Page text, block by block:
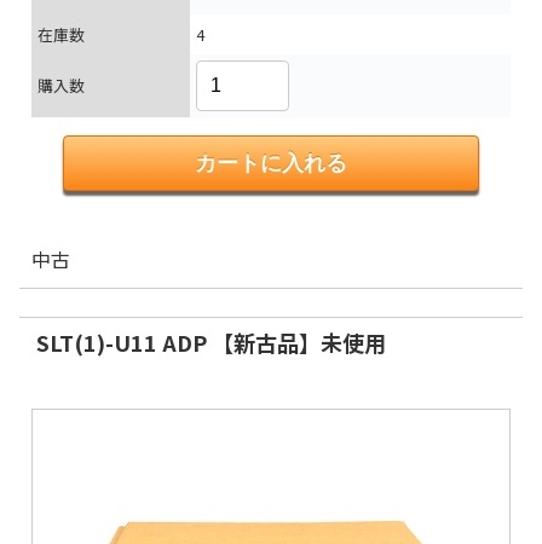
在庫数 4
購入数
中古
SLT(1)-U11 ADP 【新古品】未使用